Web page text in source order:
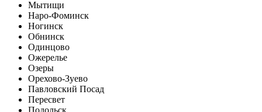
Мытищи
Наро-Фоминск
Ногинск
Обнинск
Одинцово
Ожерелье
Озеры
Орехово-Зуево
Павловский Посад
Пересвет
Подольск